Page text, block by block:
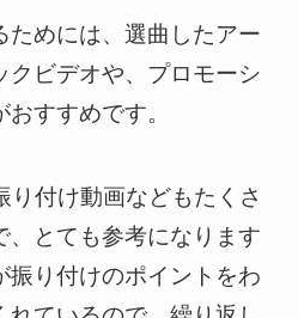
ためには、選曲したアー
クビデオや、プロモーシ
すすめです。
り付け動画などもたくさ
、とても参考になります
振り付けのポイントをわ